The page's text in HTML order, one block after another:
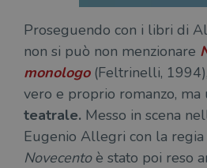
Proseguendo con i libri di
non si può non menzionare
monologo(Feltrinelli,
vero e proprio romanzo, ma
teatrale. Messo in scena
Eugenio Allegri con la regia
Novecentoè stato poi reso